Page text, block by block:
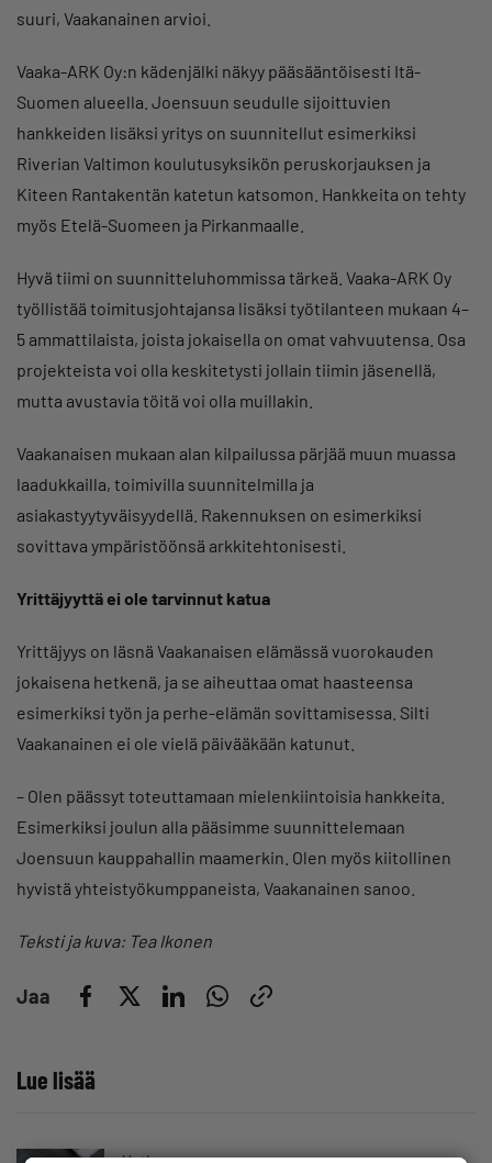
suuri, Vaakanainen arvioi.
Vaaka-ARK Oy:n kädenjälki näkyy pääsääntöisesti Itä-
Suomen alueella. Joensuun seudulle sijoittuvien
hankkeiden lisäksi yritys on suunnitellut esimerkiksi
Riverian Valtimon koulutusyksikön peruskorjauksen ja
Kiteen Rantakentän katetun katsomon. Hankkeita on tehty
myös Etelä-Suomeen ja Pirkanmaalle.
Hyvä tiimi on suunnitteluhommissa tärkeä. Vaaka-ARK Oy
työllistää toimitusjohtajansa lisäksi työtilanteen mukaan 4–
5 ammattilaista, joista jokaisella on omat vahvuutensa. Osa
projekteista voi olla keskitetysti jollain tiimin jäsenellä,
mutta avustavia töitä voi olla muillakin.
Vaakanaisen mukaan alan kilpailussa pärjää muun muassa
laadukkailla, toimivilla suunnitelmilla ja
asiakastyytyväisyydellä. Rakennuksen on esimerkiksi
sovittava ympäristöönsä arkkitehtonisesti.
Yrittäjyyttä ei ole tarvinnut katua
Yrittäjyys on läsnä Vaakanaisen elämässä vuorokauden
jokaisena hetkenä, ja se aiheuttaa omat haasteensa
esimerkiksi työn ja perhe-elämän sovittamisessa. Silti
Vaakanainen ei ole vielä päivääkään katunut.
– Olen päässyt toteuttamaan mielenkiintoisia hankkeita.
Esimerkiksi joulun alla pääsimme suunnittelemaan
Joensuun kauppahallin maamerkin. Olen myös kiitollinen
hyvistä yhteistyökumppaneista, Vaakanainen sanoo.
Teksti ja kuva: Tea Ikonen
Jaa
Lue lisää